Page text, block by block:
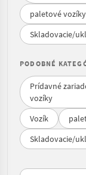
paletové vozíky
Skladovacie/
PODOBNÉ
Prídavné
vozíky
Vozík
Skladovacie/